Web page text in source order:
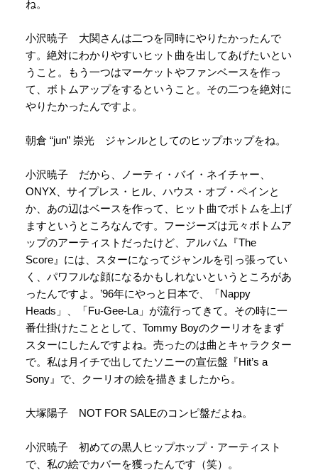
ね。
小沢暁子 大関さんは二つを同時にやりたかったんで
す。絶対にわかりやすいヒット曲を出してあげたいとい
うこと。もう一つはマーケットやファンベースを作っ
て、ボトムアップをするということ。その二つを絶対に
やりたかったんですよ。
朝倉 “jun” 崇光 ジャンルとしてのヒップホップをね。
小沢暁子 だから、ノーティ・バイ・ネイチャー、
ONYX、サイプレス・ヒル、ハウス・オブ・ペインと
か、あの辺はベースを作って、ヒット曲でボトムを上げ
ますというところなんです。フージーズは元々ボトムア
ップのアーティストだったけど、アルバム『The
Score』には、スターになってジャンルを引っ張ってい
く、パワフルな顔になるかもしれないというところがあ
ったんですよ。’96年にやっと日本で、「Nappy
Heads」、「Fu-Gee-La」が流行ってきて。その時に一
番仕掛けたこととして、Tommy Boyのクーリオをまず
スターにしたんですよね。売ったのは曲とキャラクター
で。私は月イチで出してたソニーの宣伝盤『Hit’s a
Sony』で、クーリオの絵を描きましたから。
大塚陽子 NOT FOR SALEのコンピ盤だよね。
小沢暁子 初めての黒人ヒップホップ・アーティスト
で、私の絵でカバーを獲ったんです（笑）。